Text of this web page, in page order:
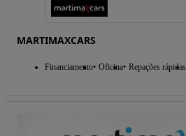
MARTIMAXCARS
Financiamento Oficina Repações rápidas